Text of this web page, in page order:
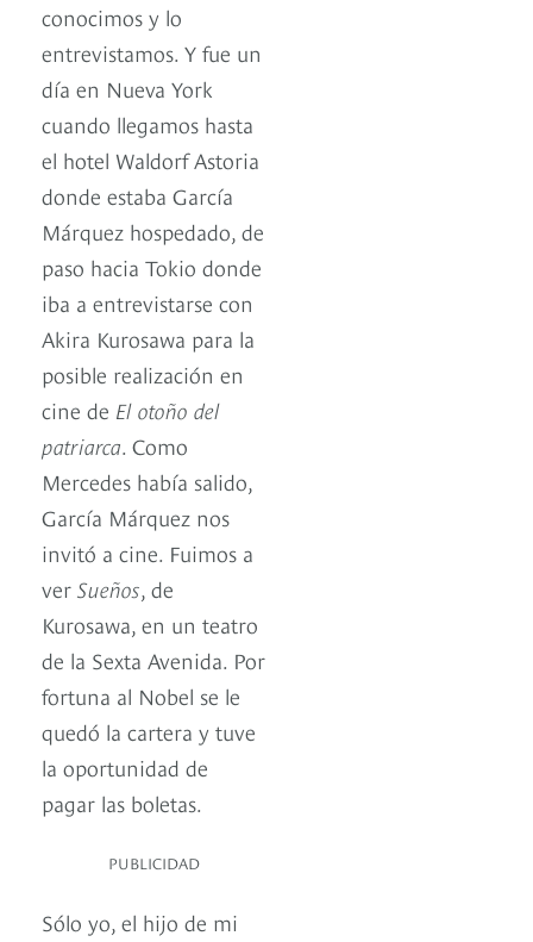
conocimos y lo
entrevistamos. Y fue un
día en Nueva York
cuando llegamos hasta
el hotel Waldorf Astoria
donde estaba García
Márquez hospedado, de
paso hacia Tokio donde
iba a entrevistarse con
Akira Kurosawa para la
posible realización en
cine de El otoño del
patriarca. Como
Mercedes había salido,
García Márquez nos
invitó a cine. Fuimos a
ver Sueños, de
Kurosawa, en un teatro
de la Sexta Avenida. Por
fortuna al Nobel se le
quedó la cartera y tuve
la oportunidad de
pagar las boletas.
PUBLICIDAD
Sólo yo, el hijo de mi